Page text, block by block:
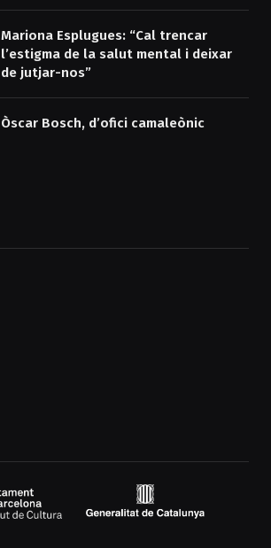
Mariona Esplugues: “Cal trencar
l’estigma de la salut mental i deixar
de jutjar-nos”
Òscar Bosch, d’ofici camaleònic